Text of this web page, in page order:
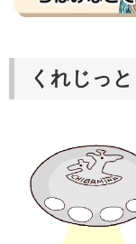
くれじっと